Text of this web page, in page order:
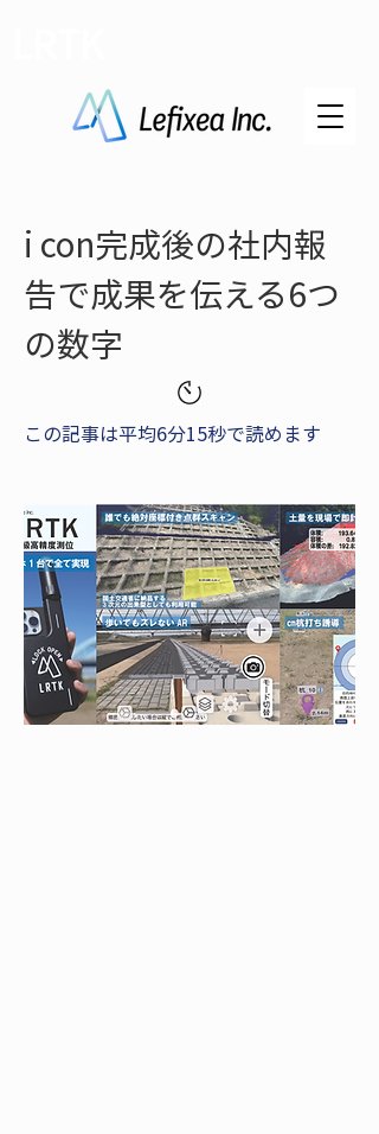
i con完成後の社内報
告で成果を伝える6つ
の数字
この記事は平均6分15秒で読めます